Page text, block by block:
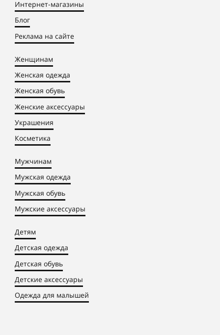
Интернет-магазины
Блог
Реклама на сайте
Женщинам
Женская одежда
Женская обувь
Женские аксессуары
Украшения
Косметика
Мужчинам
Мужская одежда
Мужская обувь
Мужские аксессуары
Детям
Детская одежда
Детская обувь
Детские аксессуары
Одежда для малышей